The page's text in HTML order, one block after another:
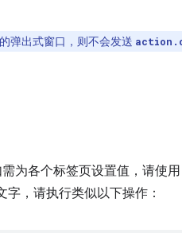
弹出式窗口，则不会发送
为各个标签页设置值，请使用
，请执行类似以下操作：